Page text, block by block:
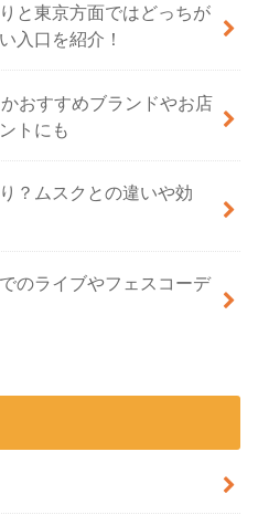
と東京方面ではどっちが
入口を紹介！
おすすめブランドやお店
トにも
？ムスクとの違いや効
のライブやフェスコーデ